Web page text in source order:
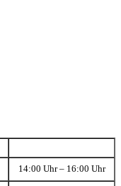
14:00 Uhr – 16:00 Uhr